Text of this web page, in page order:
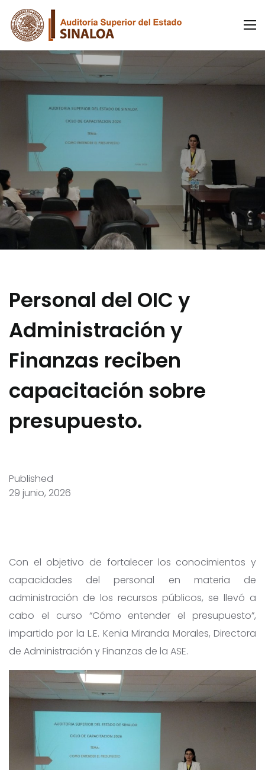
Personal del OIC y
Administración y
Finanzas reciben
capacitación sobre
presupuesto.
Published
29 junio, 2026
Con el objetivo de fortalecer los conocimientos y
capacidades del personal en materia de
administración de los recursos públicos, se llevó a
cabo el curso “Cómo entender el presupuesto”,
impartido por la L.E. Kenia Miranda Morales, Directora
de Administración y Finanzas de la ASE.